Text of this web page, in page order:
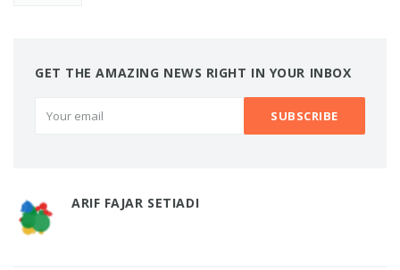
GET THE AMAZING NEWS RIGHT IN YOUR INBOX
ARIF FAJAR SETIADI